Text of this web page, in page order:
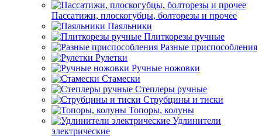
Пассатижи, плоскогубцы, болторезы и прочее
Паяльники
Плиткорезы ручные
Разные приспособления
Рулетки
Ручные ножовки
Стамески
Степлеры ручные
Струбцины и тиски
Топоры, колуны
Удлинители
электрические